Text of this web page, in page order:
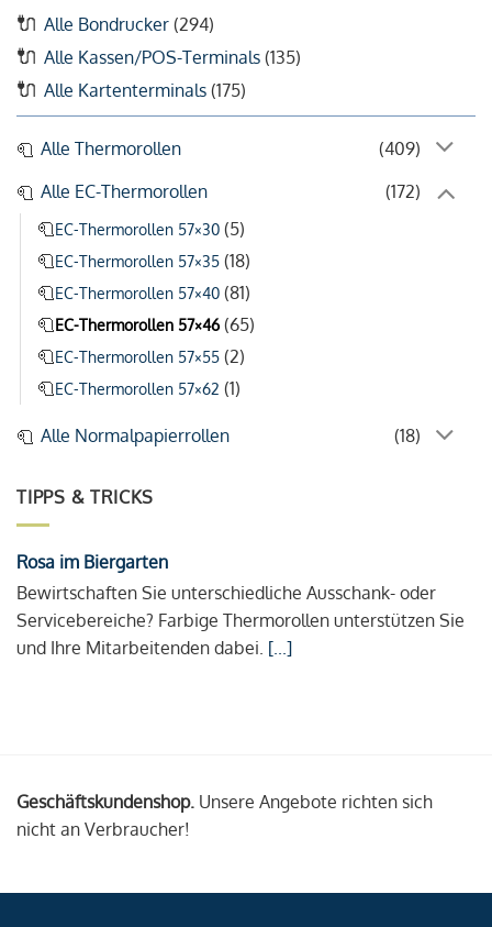
Alle Bondrucker (294)
Alle Kassen/POS-Terminals (135)
Alle Kartenterminals (175)
Alle Thermorollen
(409)
Alle EC-Thermorollen
(172)
EC-Thermorollen 57×30 (5)
EC-Thermorollen 57×35 (18)
EC-Thermorollen 57×40 (81)
EC-Thermorollen 57×46(65)
EC-Thermorollen 57×55 (2)
EC-Thermorollen 57×62 (1)
Alle Normalpapierrollen (18)
TIPPS & TRICKS
Rosa im Biergarten
Bewirtschaften Sie unterschiedliche Ausschank- oder
Servicebereiche? Farbige Thermorollen unterstützen Sie
und Ihre Mitarbeitenden dabei. [...]
Geschäftskundenshop. Unsere Angebote richten sich
nicht an Verbraucher!